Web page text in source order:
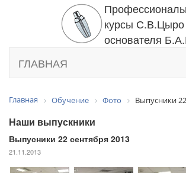
курсы С.В.Цыро
основателя
ГЛАВНАЯ
Главная Обучение Фото Выпусники
Наши выпускники
Выпусники 22 сентября 2013
21.11.2013